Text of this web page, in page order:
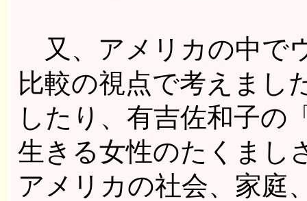
又、アメリカの中で
比較の視点で考えまし
したり、有吉佐和子の
生きる女性のたくまし
アメリカの社会、家庭